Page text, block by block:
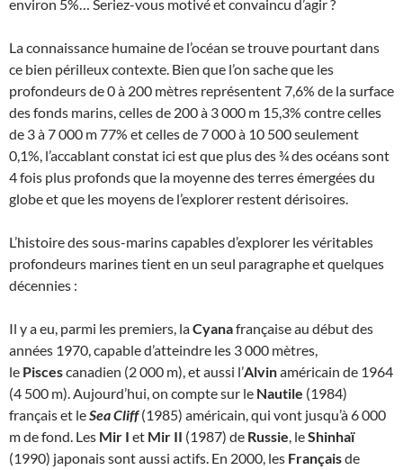
environ 5%… Seriez-vous motivé et convaincu d’agir ?
La connaissance humaine de l’océan se trouve pourtant dans
ce bien périlleux contexte. Bien que l’on sache que les
profondeurs de 0 à 200 mètres représentent 7,6% de la surface
des fonds marins, celles de 200 à 3 000 m 15,3% contre celles
de 3 à 7 000 m 77% et celles de 7 000 à 10 500 seulement
0,1%, l’accablant constat ici est que plus des ¾ des océans sont
4 fois plus profonds que la moyenne des terres émergées du
globe et que les moyens de l’explorer restent dérisoires.
L’histoire des sous-marins capables d’explorer les véritables
profondeurs marines tient en un seul paragraphe et quelques
décennies :
Il y a eu, parmi les premiers, laCyanafrançaise au début des
années 1970, capable d’atteindre les 3 000 mètres,
le Piscescanadien (2 000 m), et aussi l’Alvinaméricain de 1964
(4 500 m). Aujourd’hui, on compte sur le Nautile (1984)
français et leSea Cliff(1985) américain, qui vont jusqu’à 6 000
m de fond. Les Mir I et Mir II (1987) de Russie, leShinhaï
(1990) japonais sont aussi actifs. En 2000, les Françaisde